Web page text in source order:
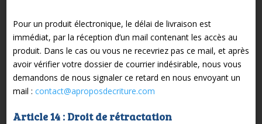
Pour un produit électronique, le délai de livraison est
immédiat, par la réception d’un mail contenant les accès au
produit. Dans le cas ou vous ne recevriez pas ce mail, et après
avoir vérifier votre dossier de courrier indésirable, nous vous
demandons de nous signaler ce retard en nous envoyant un
mail : contact@aproposdecriture.com
Article 14 : Droit de rétractation